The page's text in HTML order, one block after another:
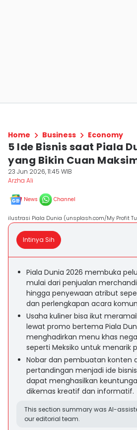
Home Business Economy
5 Ide Bisnis saat Piala
yang Bikin Cuan
23 Jun 2026, 11:45 WIB
Arzha Ali
News Channel
ilustrasi Piala Dunia (unsplash.com/My Profit
Intinya Sih
Piala Dunia 2026 membuka
mulai dari penjualan
hingga penyewaan atribut
dan perlengkapan acara
Usaha kuliner bisa ikut
lewat promo bertema Piala
menghadirkan menu khas
seperti Meksiko untuk menarik
Nobar dan pembuatan konten
pertandingan menjadi ide
dapat menghasilkan
dikemas kreatif dan informatif.
This section summary was AI-
our editorial team.